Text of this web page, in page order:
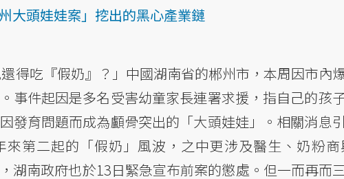
大頭娃娃案」挖出的黑心產業鏈
還得吃『假奶』？」中國湖南省的郴州市，本周因市內
事件起因是多名受害幼童家長連署求援，指自己的孩
發育問題而成為顱骨突出的「大頭娃娃」。相關消息
第二起的「假奶」風波，之中更涉及醫生、奶粉
湖南政府也於13日緊急宣布前案的懲處。但一而再而